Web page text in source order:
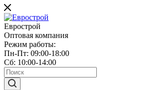
Еврострой
Оптовая компания
Режим работы:
Пн-Пт: 09:00-18:00
Сб: 10:00-14:00